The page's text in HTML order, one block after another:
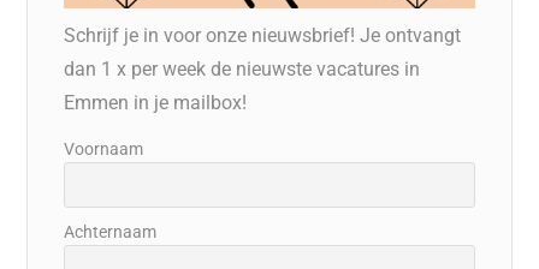
Schrijf je in voor onze nieuwsbrief! Je ontvangt
dan 1 x per week de nieuwste vacatures in
Emmen in je mailbox!
Voornaam
Achternaam